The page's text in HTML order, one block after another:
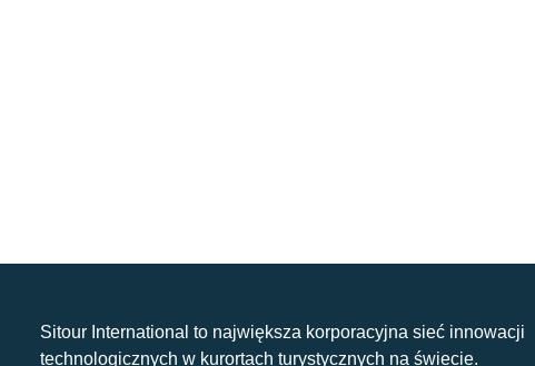
Sitour International to największa korporacyjna sieć innowacji
technologicznych w kurortach turystycznych na świecie.